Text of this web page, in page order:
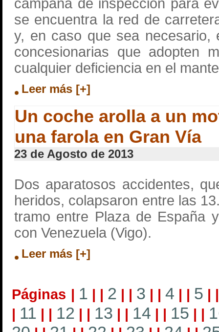
campaña de inspección para
se encuentra la red de
y, en caso que sea necesario,
concesionarias que adopten
cualquier deficiencia en el
Leer más [+]
Un coche arolla a un
una farola en Gran Vía
23 de Agosto de 2013
Dos aparatosos accidentes,
heridos, colapsaron entre las
tramo entre Plaza de España
con Venezuela (Vigo).
Leer más [+]
Páginas | 1 | | 2 | | 3 | | 4 | | 5 |
| 11 | | 12 | | 13 | | 14 | | 15 | |